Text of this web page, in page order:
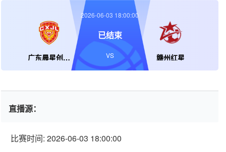
广东晨星创尔特 赣州红星
2026-06-03 18:00:00
已结束
VS
直播源：
比赛时间: 2026-06-03 18:00:00